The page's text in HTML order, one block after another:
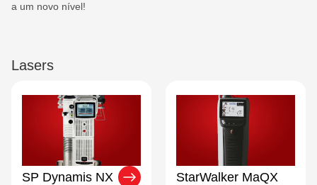
a um novo nível!
Lasers
SP Dynamis NX StarWalker MaQX